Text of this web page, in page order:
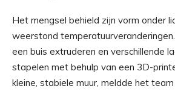
Het mengsel behield zijn vorm onder
weerstond
een buis extruderen en verschillende
stapelen met behulp van een 3D-
kleine, stabiele muur, meldde het